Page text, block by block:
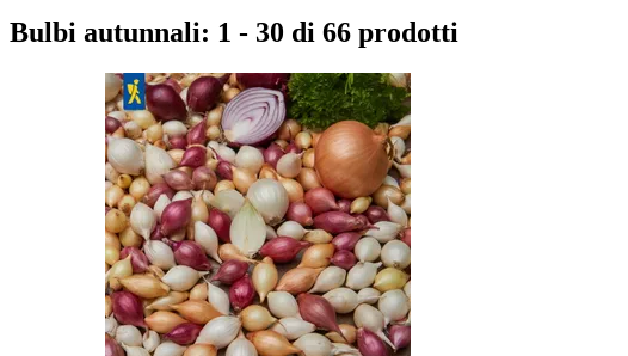
Bulbi autunnali: 1 - 30 di 66 prodotti